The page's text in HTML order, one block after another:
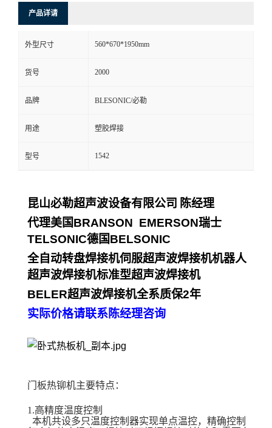
产品详请
外型尺寸 560*670*1950mm
货号 2000
品牌 BLESONIC/必勒
用途 塑胶焊接
型号 1542
昆山必勒超声波设备有限公司 陈经理
代理美国BRANSON EMERSON瑞士
TELSONIC德国BELSONIC
全自动转盘焊接机伺服超声波焊接机机器人
超声波焊接机标准型超声波焊接机
BELER超声波焊接机全系质保2年
实际价格请联系陈经理咨询
门板热铆机主要特点：
1.高精度温度控制
本机共设多只温度控制器实现单点温控，精确控制